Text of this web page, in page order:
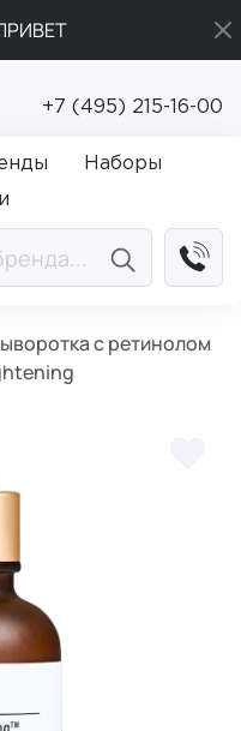
от 5 000₽
от 5 000₽
+7 (495) 215-16-00
Наборы
с ретинолом